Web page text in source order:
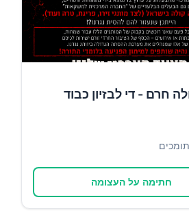
חרם - די לבזיון כבוד
תומכים
חתימה על העצומה